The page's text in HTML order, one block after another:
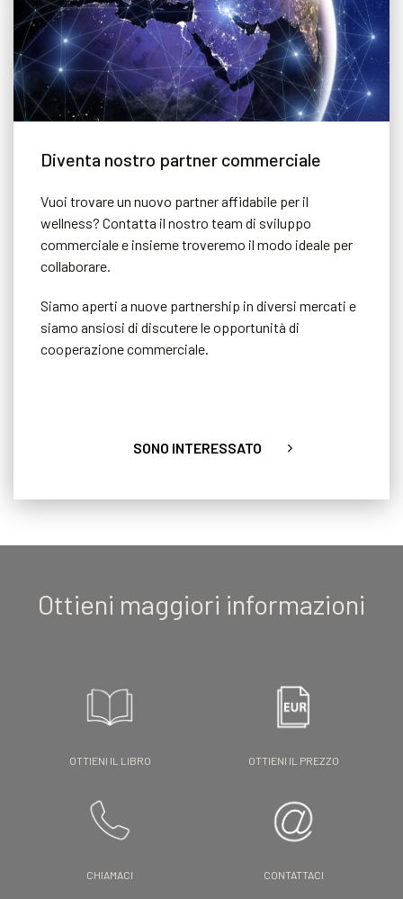
Diventa nostro partner commerciale
Vuoi trovare un nuovo partner affidabile per il
wellness? Contatta il nostro team di sviluppo
commerciale e insieme troveremo il modo ideale per
collaborare.
Siamo aperti a nuove partnership in diversi mercati e
siamo ansiosi di discutere le opportunità di
cooperazione commerciale.
SONO INTERESSATO
Ottieni maggiori informazioni
OTTIENI IL LIBRO OTTIENI IL PREZZO
CHIAMACI CONTATTACI